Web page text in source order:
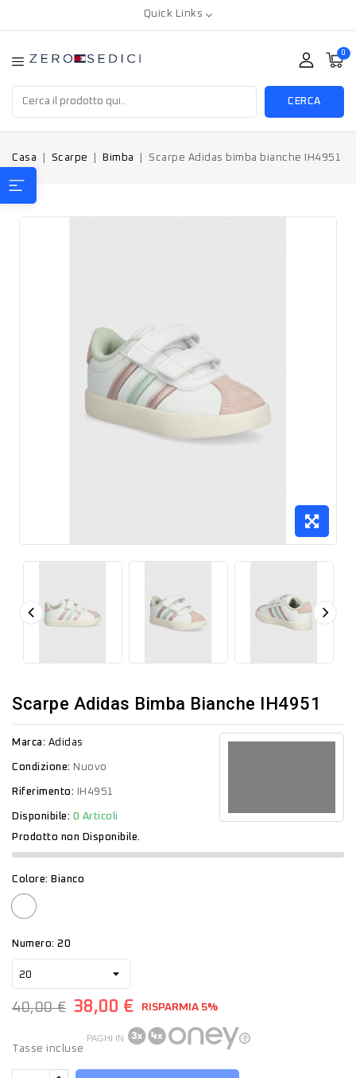
Quick Links
0
CERCA
Casa Scarpe Bimba Scarpe Adidas bimba bianche IH4951
Scarpe Adidas Bimba Bianche IH4951
Marca: Adidas
Condizione: Nuovo
Riferimento: IH4951
Disponibile: 0 Articoli
Prodotto non Disponibile.
Colore: Bianco
Bianco
Numero: 20
40,00 € 38,00 € RISPARMIA 5%
Tasse incluse
PAGHI IN